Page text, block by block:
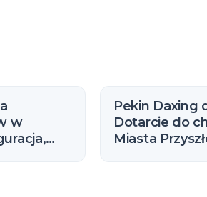
w
Pekin Daxing
Dotarcie do
Miasta